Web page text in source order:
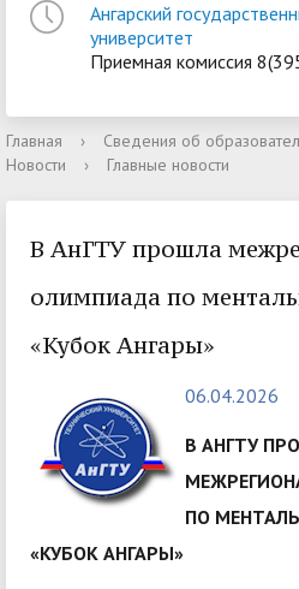
Ангарский
университет
Приемная комиссия
Главная › Сведения об
Новости
› Главные новости
В АнГТУ прошла
олимпиада по
«Кубок Ангары»
06.04.2026
В АНГТУ
ПО
«КУБОК АНГАРЫ»